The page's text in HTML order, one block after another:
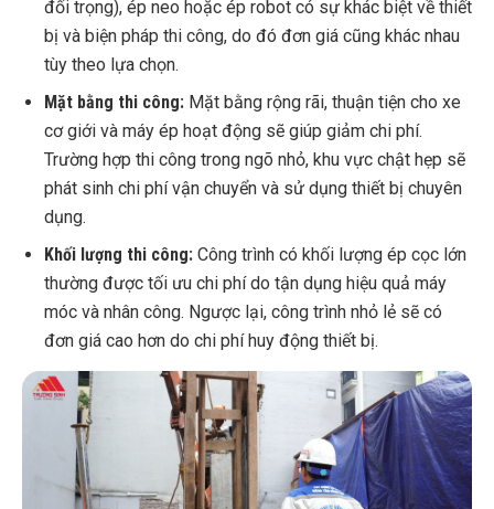
đối trọng), ép neo hoặc ép robot có sự khác biệt về thiết
bị và biện pháp thi công, do đó đơn giá cũng khác nhau
tùy theo lựa chọn.
Mặt bằng thi công: Mặt bằng rộng rãi, thuận tiện cho xe
cơ giới và máy ép hoạt động sẽ giúp giảm chi phí.
Trường hợp thi công trong ngõ nhỏ, khu vực chật hẹp sẽ
phát sinh chi phí vận chuyển và sử dụng thiết bị chuyên
dụng.
Khối lượng thi công: Công trình có khối lượng ép cọc lớn
thường được tối ưu chi phí do tận dụng hiệu quả máy
móc và nhân công. Ngược lại, công trình nhỏ lẻ sẽ có
đơn giá cao hơn do chi phí huy động thiết bị.